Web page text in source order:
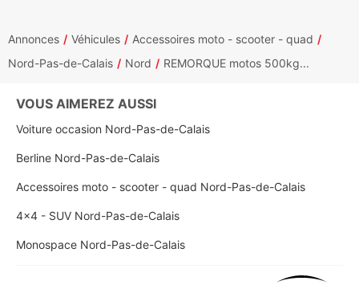
Annonces Véhicules
Accessoires moto - scooter - quad
Nord-Pas-de-Calais
Nord REMORQUE motos 500kg...
VOUS AIMEREZ AUSSI
Voiture occasion Nord-Pas-de-Calais
Berline Nord-Pas-de-Calais
Accessoires moto - scooter - quad Nord-Pas-de-Calais
4x4 - SUV Nord-Pas-de-Calais
Monospace Nord-Pas-de-Calais